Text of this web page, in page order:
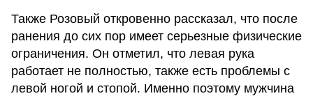
Также Розовый откровенно рассказал, что после
ранения до сих пор имеет серьезные физические
ограничения. Он отметил, что левая рука
работает не полностью, также есть проблемы с
левой ногой и стопой. Именно поэтому мужчина